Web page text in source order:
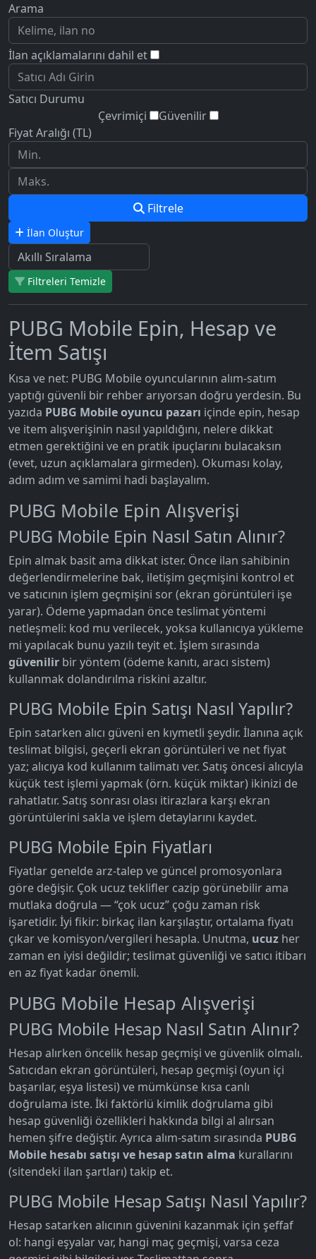
Arama
İlan açıklamalarını dahil et
Satıcı Durumu
Çevrimiçi
Güvenilir
Fiyat Aralığı (TL)
Filtrele
İlan Oluştur
Filtreleri Temizle
PUBG Mobile Epin, Hesap ve
İtem Satışı
Kısa ve net: PUBG Mobile oyuncularının alım-satım
yaptığı güvenli bir rehber arıyorsan doğru yerdesin. Bu
yazıda PUBG Mobile oyuncu pazarı içinde epin, hesap
ve item alışverişinin nasıl yapıldığını, nelere dikkat
etmen gerektiğini ve en pratik ipuçlarını bulacaksın
(evet, uzun açıklamalara girmeden). Okuması kolay,
adım adım ve samimi hadi başlayalım.
PUBG Mobile Epin Alışverişi
PUBG Mobile Epin Nasıl Satın Alınır?
Epin almak basit ama dikkat ister. Önce ilan sahibinin
değerlendirmelerine bak, iletişim geçmişini kontrol et
ve satıcının işlem geçmişini sor (ekran görüntüleri işe
yarar). Ödeme yapmadan önce teslimat yöntemi
netleşmeli: kod mu verilecek, yoksa kullanıcıya yükleme
mi yapılacak bunu yazılı teyit et. İşlem sırasında
güvenilir bir yöntem (ödeme kanıtı, aracı sistem)
kullanmak dolandırılma riskini azaltır.
PUBG Mobile Epin Satışı Nasıl Yapılır?
Epin satarken alıcı güveni en kıymetli şeydir. İlanına açık
teslimat bilgisi, geçerli ekran görüntüleri ve net fiyat
yaz; alıcıya kod kullanım talimatı ver. Satış öncesi alıcıyla
küçük test işlemi yapmak (örn. küçük miktar) ikinizi de
rahatlatır. Satış sonrası olası itirazlara karşı ekran
görüntülerini sakla ve işlem detaylarını kaydet.
PUBG Mobile Epin Fiyatları
Fiyatlar genelde arz-talep ve güncel promosyonlara
göre değişir. Çok ucuz teklifler cazip görünebilir ama
mutlaka doğrula — “çok ucuz” çoğu zaman risk
işaretidir. İyi fikir: birkaç ilan karşılaştır, ortalama fiyatı
çıkar ve komisyon/vergileri hesapla. Unutma, ucuz her
zaman en iyisi değildir; teslimat güvenliği ve satıcı itibarı
en az fiyat kadar önemli.
PUBG Mobile Hesap Alışverişi
PUBG Mobile Hesap Nasıl Satın Alınır?
Hesap alırken öncelik hesap geçmişi ve güvenlik olmalı.
Satıcıdan ekran görüntüleri, hesap geçmişi (oyun içi
başarılar, eşya listesi) ve mümkünse kısa canlı
doğrulama iste. İki faktörlü kimlik doğrulama gibi
hesap güvenliği özellikleri hakkında bilgi al alırsan
hemen şifre değiştir. Ayrıca alım-satım sırasında PUBG
Mobile hesabı satışı ve hesap satın alma kurallarını
(sitendeki ilan şartları) takip et.
PUBG Mobile Hesap Satışı Nasıl Yapılır?
Hesap satarken alıcının güvenini kazanmak için şeffaf
ol: hangi eşyalar var, hangi maç geçmişi, varsa ceza